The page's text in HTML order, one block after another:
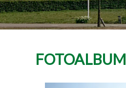
FOTOALBUM